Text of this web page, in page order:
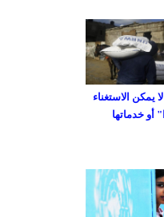
يمكن الاستغناء
أو خدماتها